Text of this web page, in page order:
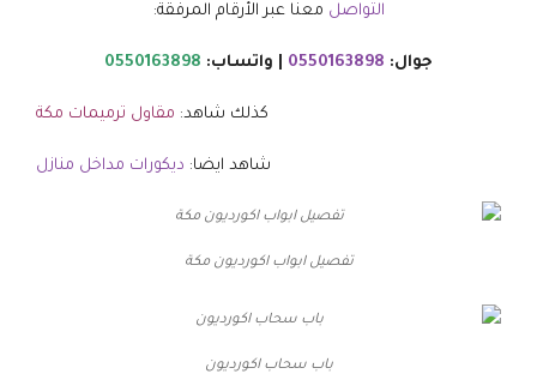
التواصل معنا عبر الأرقام المرفقة:
جوال: 0550163898 | واتساب: 0550163898
كذلك شاهد: مقاول ترميمات مكة
شاهد ايضا: ديكورات مداخل منازل
تفصيل ابواب اكورديون مكة
باب سحاب اكورديون